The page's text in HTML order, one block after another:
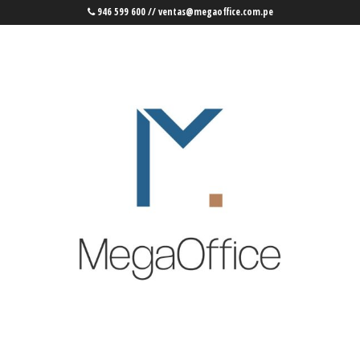
946 599 600 // ventas@megaoffice.com.pe